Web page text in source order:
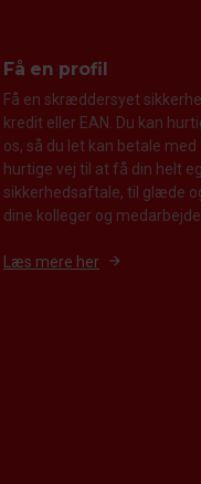
Få en profil
Få en skræddersyet
kredit eller EAN. Du kan
os, så du let kan betale
hurtige vej til at få din helt
sikkerhedsaftale, til glæde
dine kolleger og
Læs mere her